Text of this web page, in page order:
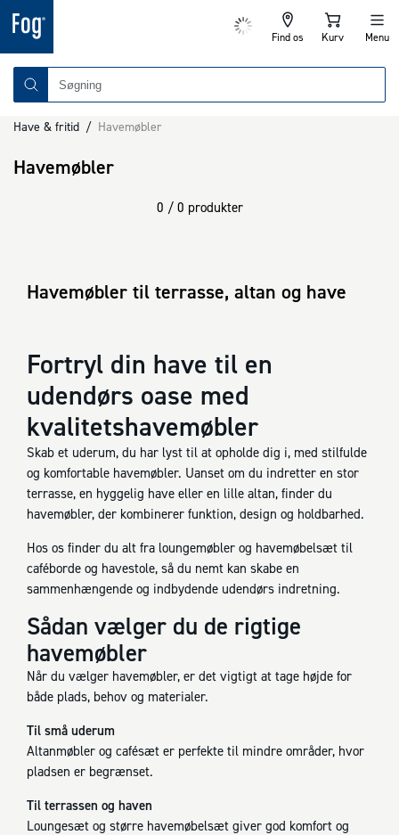
Find os Kurv Menu
Have & fritid / Havemøbler
Havemøbler
0 / 0 produkter
Havemøbler til terrasse, altan og have
Fortryl din have til en
udendørs oase med
kvalitetshavemøbler
Skab et uderum, du har lyst til at opholde dig i, med stilfulde
og komfortable havemøbler. Uanset om du indretter en stor
terrasse, en hyggelig have eller en lille altan, finder du
havemøbler, der kombinerer funktion, design og holdbarhed.
Hos os finder du alt fra loungemøbler og havemøbelsæt til
caféborde og havestole, så du nemt kan skabe en
sammenhængende og indbydende udendørs indretning.
Sådan vælger du de rigtige
havemøbler
Når du vælger havemøbler, er det vigtigt at tage højde for
både plads, behov og materialer.
Til små uderum
Altanmøbler og cafésæt er perfekte til mindre områder, hvor
pladsen er begrænset.
Til terrassen og haven
Loungesæt og større havemøbelsæt giver god komfort og